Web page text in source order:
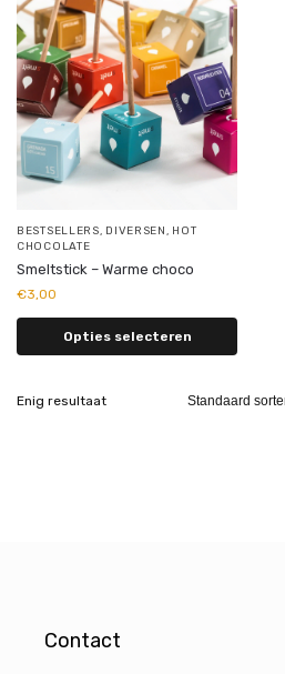
BESTSELLERS, DIVERSEN, HOT
CHOCOLATE
Smeltstick – Warme choco
€3,00
Opties selecteren
Enig resultaat
Contact